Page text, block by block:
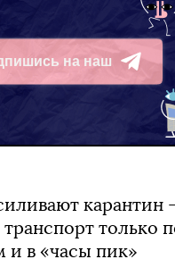
на наш
карантин
только
и в «часы пик»